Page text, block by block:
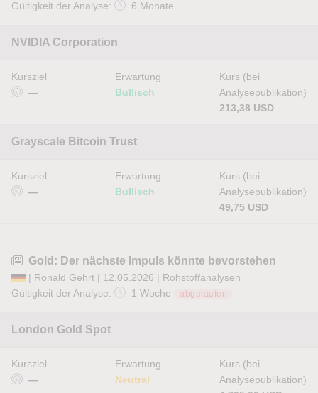
Gültigkeit der Analyse:
6 Monate
NVIDIA Corporation
Kursziel
—
Erwartung
Bullisch
Kurs (bei
Analysepublikation)
213,38 USD
Grayscale Bitcoin Trust
Kursziel
—
Erwartung
Bullisch
Kurs (bei
Analysepublikation)
49,75 USD
Gold: Der nächste Impuls könnte bevorstehen
| Ronald Gehrt | 12.05.2026 | Rohstoffanalysen
Gültigkeit der Analyse:
1 Woche abgelaufen
London Gold Spot
Kursziel
—
Erwartung
Neutral
Kurs (bei
Analysepublikation)